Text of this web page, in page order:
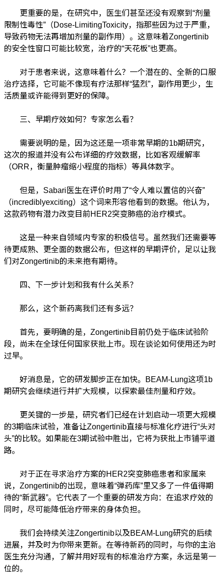
更重要的是，在研究中，医生们甚至还没有观察到“剂量
限制性毒性”（Dose-LimitingToxicity，指那些因为过于严重，
导致药物无法再增加剂量的副作用）。这意味着Zongertinib
的安全性窗口可能比较宽，治疗的“天花板”也更高。
对于患者来说，这意味着什么？一个潜在的、全新的口服
治疗选择，它可能不像现有疗法那样“猛烈”，副作用更少，生
活质量或许能得到更好的保障。
三、早期疗效如何？专家怎么看？
需要说明的是，因为这还是一项非常早期的1b期研究，
这次的报道并没有公布详细的疗效数据，比如客观缓解率
（ORR，衡量肿瘤缩小程度的指标）等具体数字。
但是，Sabari医生在评价时用了“令人难以置信的兴奋”
（incrediblyexciting）这个词来形容他看到的数据。他认为，
这款药物有潜力改变目前HER2突变肺癌的治疗模式。
这是一种来自领域内专家的积极信号。虽然我们还需要等
待更成熟、更全面的数据公布，但这样的早期评价，足以让我
们对Zongertinib的未来抱有期待。
四、下一步计划和我有什么关系？
那么，这个新药离我们还有多远？
首先，要明确的是，Zongertinib目前仍处于临床试验阶
段，尚未在全球任何国家获批上市。现在谈论如何使用还为时
过早。
好消息是，它的研发脚步正在加快。BEAM-Lung这项1b
期研究会继续进行并扩大规模，以探索最佳剂量和疗效。
更关键的一步是，研究者们已经在计划启动一项更大规模
的3期临床试验，准备让Zongertinib直接与标准化疗进行“头对
头”的比较。如果能在3期试验中胜出，它将为获批上市铺平道
路。
对于正在寻求治疗方案的HER2突变肺癌患者和家属来
说，Zongertinib的出现，意味着“弹药库”里又多了一件值得期
待的“新武器”。它代表了一个重要的研发方向：在追求疗效的
同时，尽可能降低治疗带来的身体负担。
我们会持续关注Zongertinib以及BEAM-Lung研究的后续
进展，并及时为你带来更新。在等待新药的同时，与你的主治
医生充分沟通，了解并用好现有的标准治疗方案，永远是第一
位的。